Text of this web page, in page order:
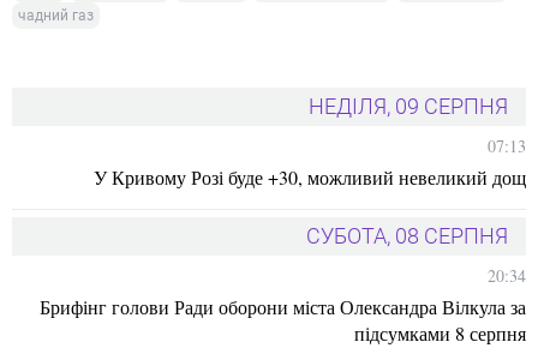
чадний газ
НЕДІЛЯ, 09 СЕРПНЯ
07:13
У Кривому Розі буде +30, можливий невеликий дощ
СУБОТА, 08 СЕРПНЯ
20:34
Брифінг голови Ради оборони міста Олександра Вілкула за
підсумками 8 серпня